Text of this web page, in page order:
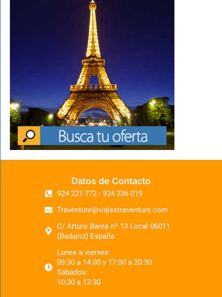
Datos de Contacto
924 221 772 - 924 236 019
Traventure@viajestraventure.com
C/ Arturo Barea nº 13 Local 06011
(Badajoz) España
Lunes a viernes:
09:30 a 14:00 y 17:00 a 20:30
Sábados:
10:30 a 13:30